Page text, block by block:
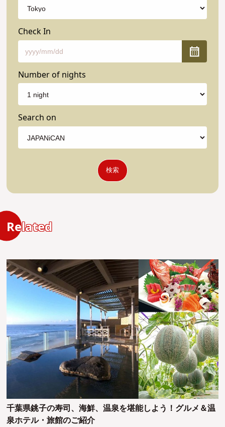
Check In
Number of nights
Search on
検索
Related
千葉県銚子の寿司、海鮮、温泉を堪能しよう！グルメ＆温
泉ホテル・旅館のご紹介